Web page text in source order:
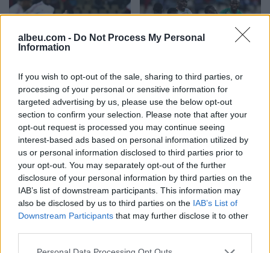
albeu.com - Do Not Process My Personal
Information
If you wish to opt-out of the sale, sharing to third parties, or
processing of your personal or sensitive information for
targeted advertising by us, please use the below opt-out
section to confirm your selection. Please note that after your
opt-out request is processed you may continue seeing
interest-based ads based on personal information utilized by
us or personal information disclosed to third parties prior to
your opt-out. You may separately opt-out of the further
disclosure of your personal information by third parties on the
IAB’s list of downstream participants. This information may
also be disclosed by us to third parties on the IAB’s List of
Downstream Participants that may further disclose it to other
Kupa e Afrikës: Egjipti
kualifikohet në 1/8
(VIDEO)
22:16 / 19/01/2022
Lojtari i Liverpool-it
shënon gol fantastik në
Kupën e Afrikës (VIDEO)
schedule 21:31 / 18/01/2022